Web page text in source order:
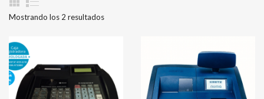
Mostrando los 2 resultados